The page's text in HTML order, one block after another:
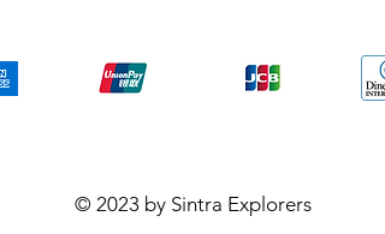
© 2023 by Sintra Explorers